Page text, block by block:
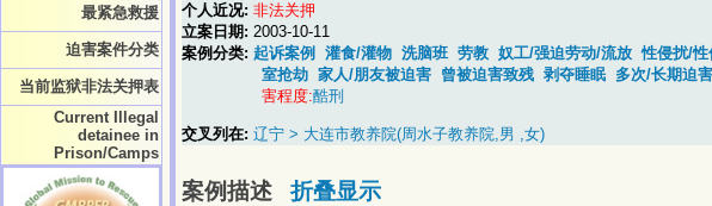
最紧急救援
迫害案件分类
当前监狱非法关押表
Current Illegal
detainee in
Prison/Camps
个人近况: 非法关押
立案日期: 2003-10-11
案例分类: 起诉案例 灌食/灌物 洗脑班 劳教 奴工/强迫劳动/流放 性侵扰/性
室抢劫 家人/朋友被迫害 曾被迫害致残 剥夺睡眠 多次/长期迫害
害程度:酷刑
交叉列在: 辽宁 > 大连市教养院(周水子教养院,男 ,女)
案例描述 折叠显示